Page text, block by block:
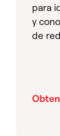
para
y
de